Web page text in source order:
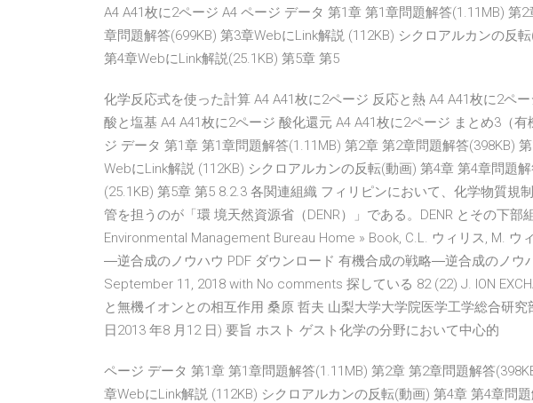
A4 A41枚に2ページ A4 ページ データ 第1章 第1章問題解答(1.11MB) 第
章問題解答(699KB) 第3章WebにLink解説 (112KB) シクロアルカンの反
第4章WebにLink解説(25.1KB) 第5章 第5
化学反応式を使った計算 A4 A41枚に2ページ 反応と熱 A4 A41枚に2ペ
酸と塩基 A4 A41枚に2ページ 酸化還元 A4 A41枚に2ページ まとめ3（
ジ データ 第1章 第1章問題解答(1.11MB) 第2章 第2章問題解答(398KB)
WebにLink解説 (112KB) シクロアルカンの反転(動画) 第4章 第4章問題
(25.1KB) 第5章 第5 8.2.3 各関連組織 フィリピンにおいて、化学物質規
管を担うのが「環 境天然資源省（DENR）」である。DENR とその下部
Environmental Management Bureau Home » Book, C.L. ウィリス, M. ウ
―逆合成のノウハウ PDF ダウンロード 有機合成の戦略―逆合成のノウ
September 11, 2018 with No comments 探している 82 (22) J. ION
と無機イオンとの相互作用 桑原 哲夫 山梨大学大学院医学工学総合研
日2013 年8 月12 日) 要旨 ホスト ゲスト化学の分野において中心的
ページ データ 第1章 第1章問題解答(1.11MB) 第2章 第2章問題解答
章WebにLink解説 (112KB) シクロアルカンの反転(動画) 第4章 第4章問